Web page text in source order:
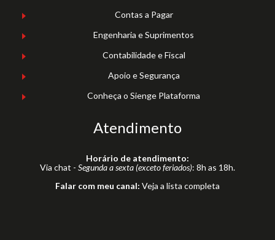
Contas a Pagar
Engenharia e Suprimentos
Contabilidade e Fiscal
Apoio e Segurança
Conheça o Sienge Plataforma
Atendimento
Horário de atendimento:
Via chat - Segunda a sexta (exceto feriados): 8h as 18h.
Falar com meu canal: Veja a lista completa